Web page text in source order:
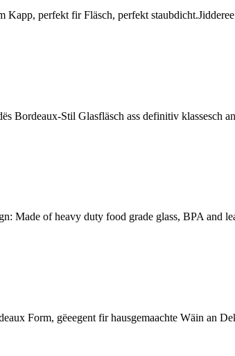
perfekt fir Fläsch, perfekt
Bordeaux-Stil Glasfläsch ass definitiv klassesch
Made of heavy duty food grade glass, BPA and
Form, gëeegent fir hausgemaachte Wäin an